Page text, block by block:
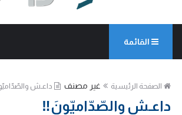
القائمة
الصفحة الرئيسية غير مصنف داعـش
داعـش والصّدّاميّونَ‼️